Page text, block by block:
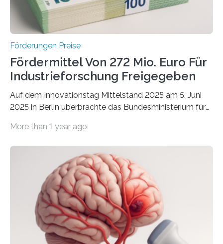
Förderungen Preise
Fördermittel Von 272 Mio. Euro Für
Industrieforschung Freigegeben
Auf dem Innovationstag Mittelstand 2025 am 5. Juni
2025 in Berlin überbrachte das Bundesministerium für
Überplanmäßige Verpflichtungsermächtigungen in
Woche vom Haushaltsausschuss freigegeben – unter
anderem zur Unterstützung der
Industrieforschungsprogramme Industrielle
Gemeinschaftsforschung (IGF), Zentrales
Innovationsprogramm Mittelstand (ZIM) und
Innovationskompetenz INNO-KOM. Auf dem
Innovationstag Mittelstand 2025 am 5. Juni 2025 in
Berlin überbrachte das Bundesministerium für
More than 1 year ago